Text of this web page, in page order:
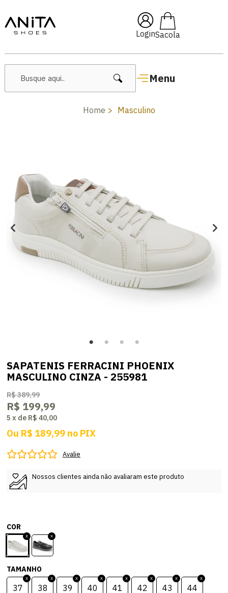
Login
Menu
🔥 Lançamentos Femininos
Home Masculino
SAPATENIS FERRACINI PHOENIX
MASCULINO CINZA - 255981
R$ 389,99
R$ 199,99
5 x de R$ 40,00
Ou R$ 189,99 no PIX
Avalie
Nossos clientes ainda não avaliaram este produto
COR
TAMANHO
37 38 39 40 41 42 43 44